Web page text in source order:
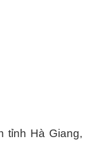
tỉnh Hà Giang,